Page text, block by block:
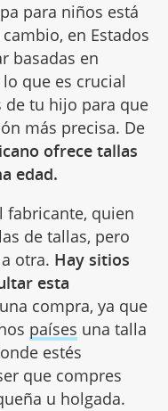
para niños está
en Estados
basadas en
que es crucial
de tu hijo para que
más precisa. De
ofrece tallas
edad.
fabricante, quien
de tallas, pero
otra. Hay sitios
esta
compra, ya que
países una talla
estés
que compres
u holgada.